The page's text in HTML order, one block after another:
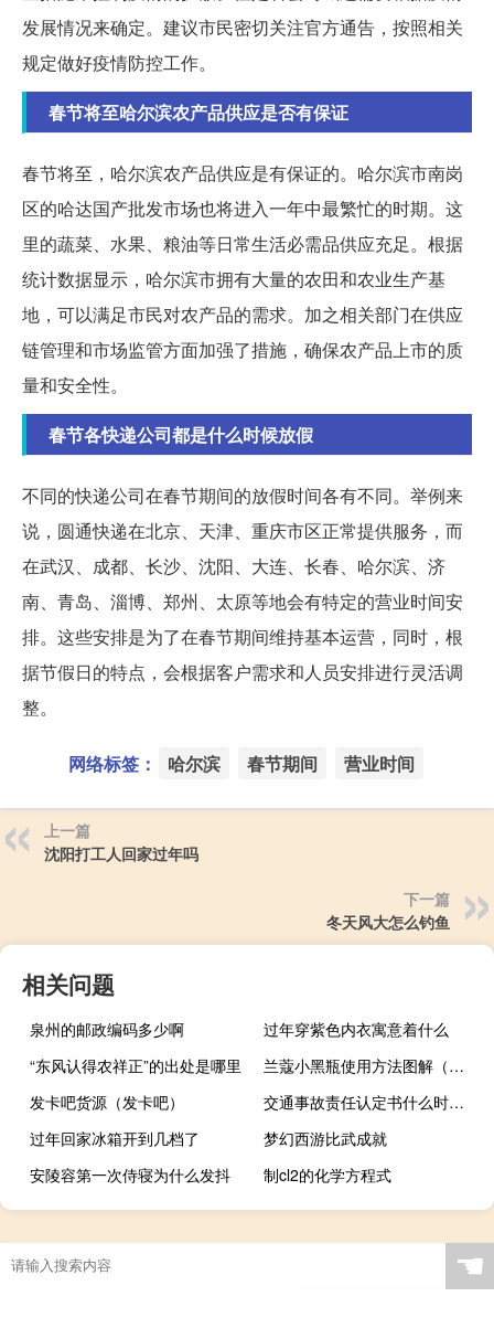
发展情况来确定。建议市民密切关注官方通告，按照相关
规定做好疫情防控工作。
春节将至哈尔滨农产品供应是否有保证
春节将至，哈尔滨农产品供应是有保证的。哈尔滨市南岗
区的哈达国产批发市场也将进入一年中最繁忙的时期。这
里的蔬菜、水果、粮油等日常生活必需品供应充足。根据
统计数据显示，哈尔滨市拥有大量的农田和农业生产基
地，可以满足市民对农产品的需求。加之相关部门在供应
链管理和市场监管方面加强了措施，确保农产品上市的质
量和安全性。
春节各快递公司都是什么时候放假
不同的快递公司在春节期间的放假时间各有不同。举例来
说，圆通快递在北京、天津、重庆市区正常提供服务，而
在武汉、成都、长沙、沈阳、大连、长春、哈尔滨、济
南、青岛、淄博、郑州、太原等地会有特定的营业时间安
排。这些安排是为了在春节期间维持基本运营，同时，根
据节假日的特点，会根据客户需求和人员安排进行灵活调
整。
网络标签： 哈尔滨 春节期间 营业时间
上一篇
沈阳打工人回家过年吗
下一篇
冬天风大怎么钓鱼
相关问题
泉州的邮政编码多少啊
过年穿紫色内衣寓意着什么
“东风认得农祥正”的出处是哪里
兰蔻小黑瓶使用方法图解（兰蔻小黑瓶使用方法）
发卡吧货源（发卡吧）
交通事故责任认定书什么时候会下发
过年回家冰箱开到几档了
梦幻西游比武成就
安陵容第一次侍寝为什么发抖
制cl2的化学方程式
☚